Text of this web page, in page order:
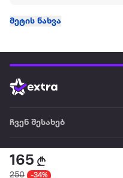
165
250 -34%
მეტის ნახვა
ჩვენ შესახებ
წესები და პირობები